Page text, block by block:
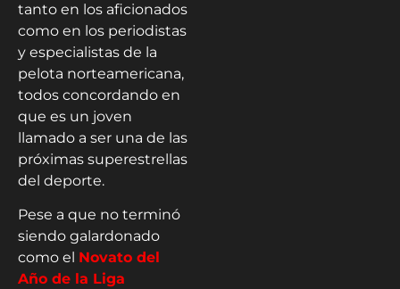
tanto en los aficionados
como en los periodistas
y especialistas de la
pelota norteamericana,
todos concordando en
que es un joven
llamado a ser una de las
próximas superestrellas
del deporte.
Pese a que no terminó
siendo galardonado
como el Novato del
Año de la Liga